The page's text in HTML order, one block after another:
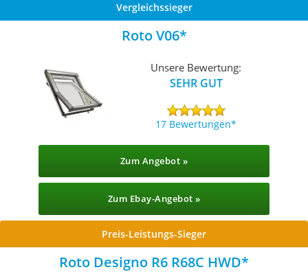
Vergleichssieger
Roto V06
Unsere Bewertung:
SEHR GUT
17 Bewertungen
Zum Angebot »
Zum Ebay-Angebot »
Preis-Leistungs-Sieger
Roto Designo R6 R68C HWD